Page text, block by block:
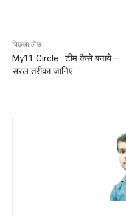
पिछला लेख
My11 Circle : टीम कैसे बनाये –
सरल तरीका जानिए